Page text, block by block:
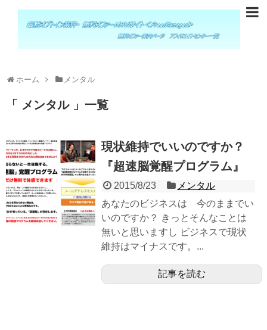
ホーム メンタル
メンタル 一覧
現状維持でいいのですか？
『超速脳覚醒プログラム』
2015/8/23
メンタル
あなたのビジネスは 今のままでい
いのですか？ きっとそんなことは
無いと思いますし ビジネスで現状
維持はマイナスです。...
記事を読む